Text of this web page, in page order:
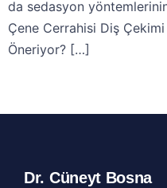
da sedasyon
Çene Cerrahisi Diş Çekimi
Öneriyor? […]
Dr. Cüneyt Bosna